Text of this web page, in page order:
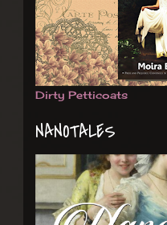
Dirty Petticoats
NANOTALES